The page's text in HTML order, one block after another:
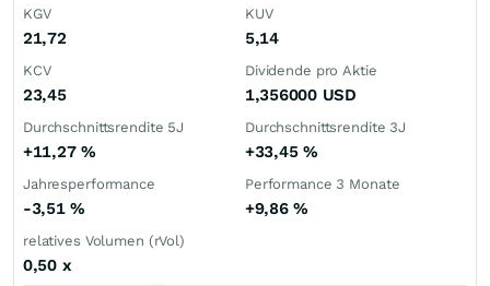
KGV
21,72
KUV
5,14
KCV
23,45
Dividende pro Aktie
1,356000 USD
Durchschnittsrendite 5J
+11,27 %
Durchschnittsrendite 3J
+33,45 %
Jahresperformance
-3,51%
Performance 3 Monate
+9,86%
relatives Volumen (rVol)
0,50 x